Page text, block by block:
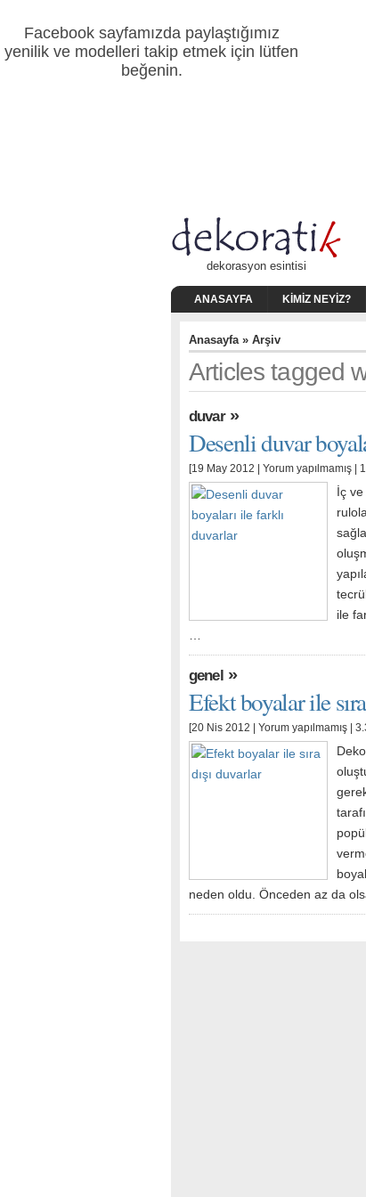
Facebook sayfamızda paylaştığımız
yenilik ve modelleri takip etmek için lütfen
beğenin.
dekorasyon esintisi
ANASAYFA KIMIZ NEYIZ?
Anasayfa» Arşiv
Articles tagged
duvar»
Desenli duvar
[19 May 2012 | Yorum yapılmamış |
İç
ile
…
genel»
Efekt boyalar ile
[20 Nis 2012 | Yorum yapılmamış |
neden oldu. Önceden az da